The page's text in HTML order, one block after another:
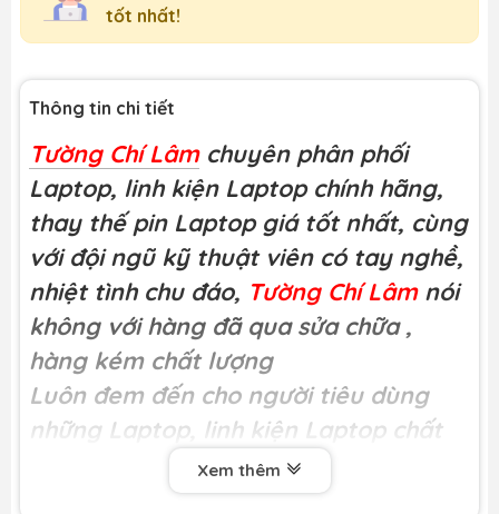
tốt nhất!
Thông tin chi tiết
Tường Chí Lâm chuyên phân phối
Laptop, linh kiện Laptop chính hãng,
thay thế pin Laptop giá tốt nhất, cùng
với đội ngũ kỹ thuật viên có tay nghề,
nhiệt tình chu đáo, Tường Chí Lâm nói
không với hàng đã qua sửa chữa ,
hàng kém chất lượng
Luôn đem đến cho người tiêu dùng
những Laptop, linh kiện Laptop chất
Miễn phí công thay tạiTường Chí Lâm
Xem thêm